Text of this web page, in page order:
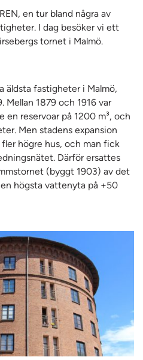
en tur bland några av
I dag besöker vi ett
tornet i Malmö.
äldsta fastigheter i Malmö,
Mellan 1879 och 1916 var
reservoar på 1200 m³, och
Men stadens expansion
högre hus, och man fick
Därför ersattes
(byggt 1903) av det
högsta vattenyta på +50